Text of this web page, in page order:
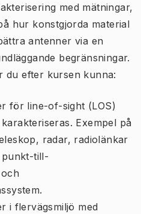
med mätningar,
hur konstgjorda material
antenner via en
begränsningar.
du efter kursen kunna:
för line-of-sight (LOS)
Exempel på
radar, radiolänkar
till-
i flervägsmiljö med